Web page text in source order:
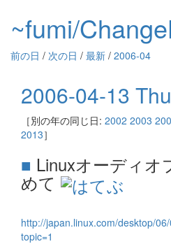
~fumi/
前の日 / 次の日 / 最新 / 2006-04
2006-04-13 Thu
［別の年の同じ日: 2002 2003
2013］
■ Linuxオーディオ
めて
http://japan.linux.com/desktop/
topic=1